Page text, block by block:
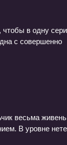
в одну сери
с совершенно
весьма живень
В уровне нете